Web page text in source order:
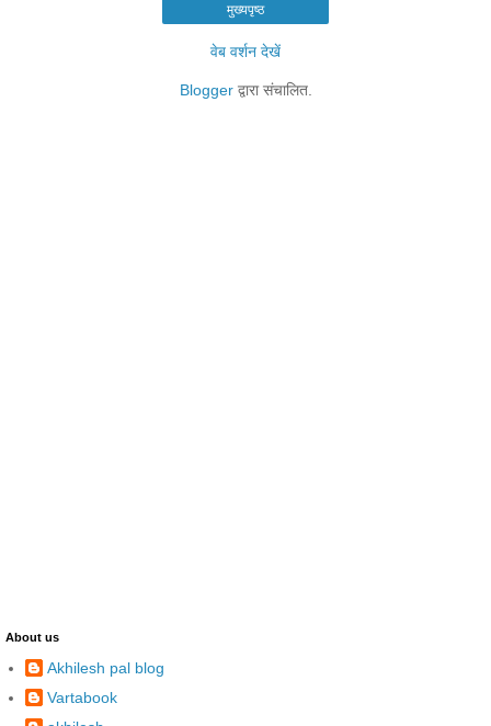
मुख्यपृष्ठ
वेब वर्शन देखें
Bloggerद्वारा संचालित.
About us
Akhilesh pal blog
Vartabook